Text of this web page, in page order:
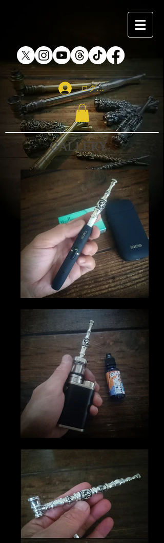
ログイン
GALLERY